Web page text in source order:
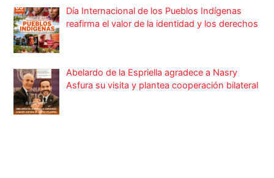
Día Internacional de los Pueblos Indígenas
reafirma el valor de la identidad y los derechos
Abelardo de la Espriella agradece a Nasry
Asfura su visita y plantea cooperación bilateral